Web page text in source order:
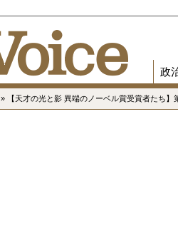
政
» 【天才の光と影 異端のノーベル賞受賞者たち】